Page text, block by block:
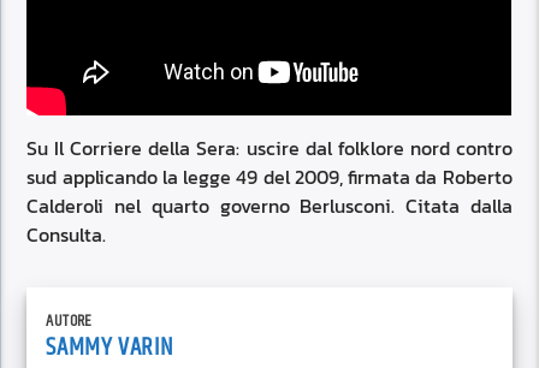
Su Il Corriere della Sera: uscire dal folklore nord contro
sud applicando la legge 49 del 2009, firmata da Roberto
Calderoli nel quarto governo Berlusconi. Citata dalla
Consulta.
AUTORE
SAMMY VARIN